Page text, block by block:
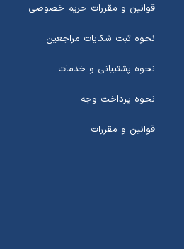
قوانین و مقررات حریم خصوصی
نحوه ثبت شکایات مراجعین
نحوه پشتیبانی و خدمات
نحوه پرداخت وجه
قوانین و مقررات